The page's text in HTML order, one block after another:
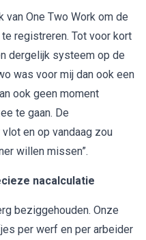
van One Two Work om de
registreren. Tot voor kort
dergelijk systeem op de
was voor mij dan ook een
ook geen moment
te gaan. De
en op vandaag zou
willen missen”.
nacalculatie
beziggehouden. Onze
per werf en per arbeider